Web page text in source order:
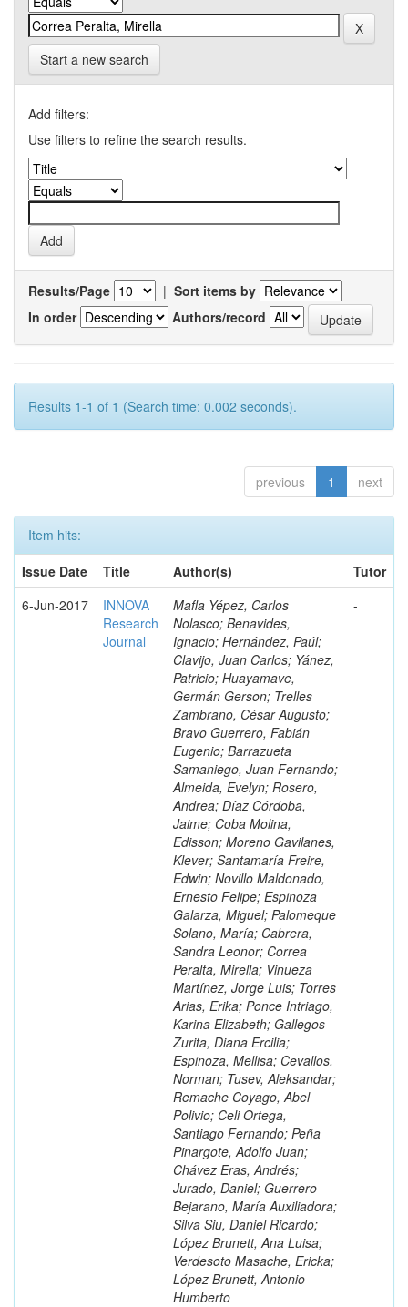
Start a new search
Add filters:
Use filters to refine the search results.
Results/Page | Sort items by
In order
Authors/record
Results 1-1 of 1 (Search time: 0.002 seconds).
previous 1 next
Item hits:
Issue Date
Title Author(s)
Tutor
6-Jun-2017
INNOVA
Research
Journal
Mafla Yépez, Carlos
Nolasco; Benavides,
Ignacio; Hernández, Paúl;
Clavijo, Juan Carlos; Yánez,
Patricio; Huayamave,
Germán Gerson; Trelles
Zambrano, César Augusto;
Bravo Guerrero, Fabián
Eugenio; Barrazueta
Samaniego, Juan Fernando;
Almeida, Evelyn; Rosero,
Andrea; Díaz Córdoba,
Jaime; Coba Molina,
Edisson; Moreno Gavilanes,
Klever; Santamaría Freire,
Edwin; Novillo Maldonado,
Ernesto Felipe; Espinoza
Galarza, Miguel; Palomeque
Solano, María; Cabrera,
Sandra Leonor; Correa
Peralta, Mirella; Vinueza
Martínez, Jorge Luis; Torres
Arias, Erika; Ponce Intriago,
Karina Elizabeth; Gallegos
Zurita, Diana Ercilia;
Espinoza, Mellisa; Cevallos,
Norman; Tusev, Aleksandar;
Remache Coyago, Abel
Polivio; Celi Ortega,
Santiago Fernando; Peña
Pinargote, Adolfo Juan;
Chávez Eras, Andrés;
Jurado, Daniel; Guerrero
Bejarano, María Auxiliadora;
Silva Siu, Daniel Ricardo;
López Brunett, Ana Luisa;
Verdesoto Masache, Ericka;
López Brunett, Antonio
Humberto
-